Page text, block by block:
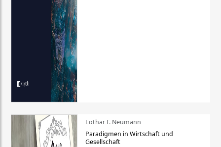
Lothar F. Neumann
Paradigmen in Wirtschaft und
Gesellschaft